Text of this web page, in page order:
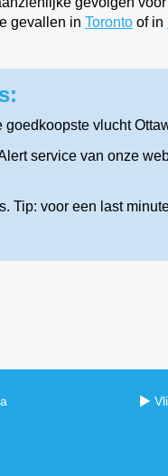
gevallen inToronto of in
vlucht
service van onze
Tip: voor een last